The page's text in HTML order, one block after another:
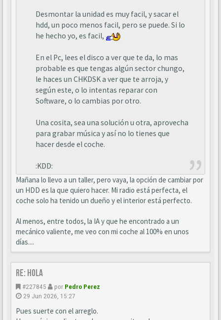
Desmontar la unidad es muy facil, y sacar el
hdd, un poco menos facil, pero se puede. Si lo
he hecho yo, es facil,
En el Pc, lees el disco a ver que te da, lo mas
probable es que tengas algún sector chungo,
le haces un CHKDSK a ver que te arroja, y
según este, o lo intentas reparar con
Software, o lo cambias por otro.
Una cosita, sea una solución u otra, aprovecha
para grabar música y así no lo tienes que
hacer desde el coche.
:KDD:
Mañana lo llevo a un taller, pero vaya, la opción de cambiar por
un HDD es la que quiero hacer. Mi radio está perfecta, el
coche solo ha tenido un dueño y el interior está perfecto.
Al menos, entre todos, la IA y que he encontrado a un
mecánico valiente, me veo con mi coche al 100% en unos
días....
Re: Hola
#227845 por Pedro Perez
29 Jun 2026, 15:27
Pues suerte con el arreglo.